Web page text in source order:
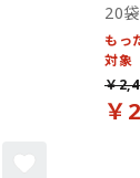
20
もっ
対象
￥
￥